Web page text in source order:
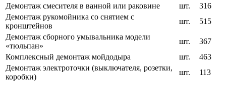
Демонтаж смесителя в ванной или раковине
шт.
316
Демонтаж рукомойника со снятием с
кронштейнов
шт.
515
Демонтаж сборного умывальника модели
«тюльпан»
шт.
367
Комплексный демонтаж мойдодыра
шт.
463
Демонтаж электроточки (выключателя, розетки,
коробки)
шт. 113